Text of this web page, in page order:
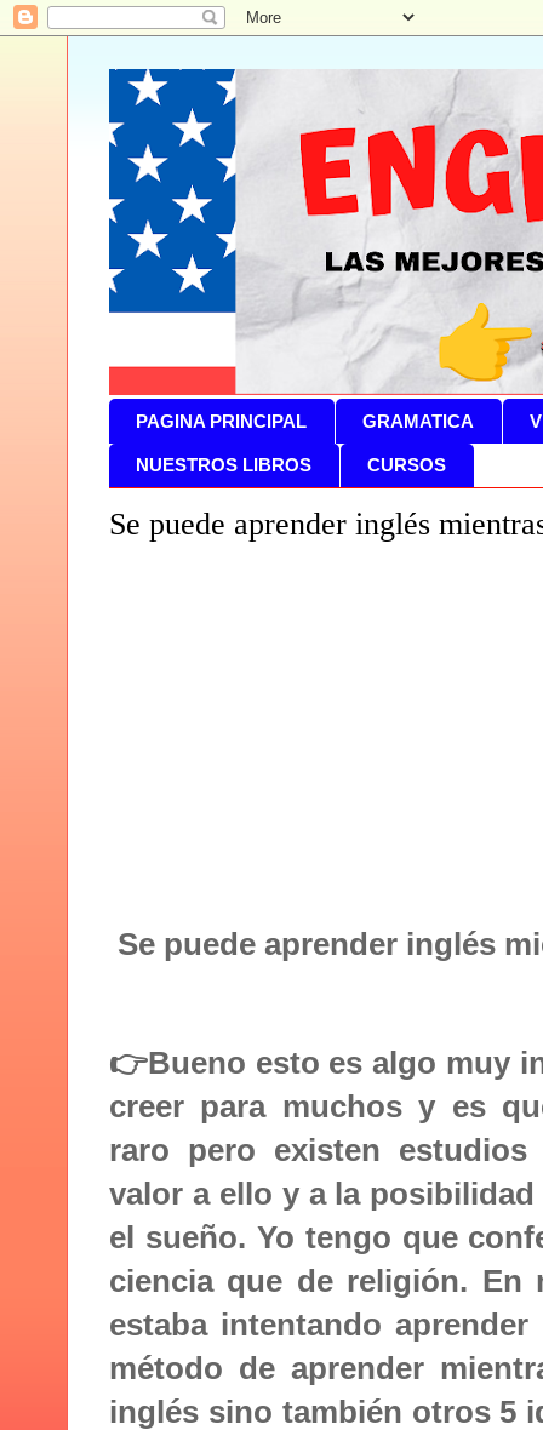
PAGINA PRINCIPAL GRAMATICA
NUESTROS LIBROS CURSOS
Se puede aprender inglés
Se puede aprender inglés
👉Bueno esto es algo muy
creer para muchos y es
raro pero existen
valor a ello y a la
el sueño. Yo tengo que
ciencia que de religión. En
estaba intentando
método de aprender
inglés sino también otros 5